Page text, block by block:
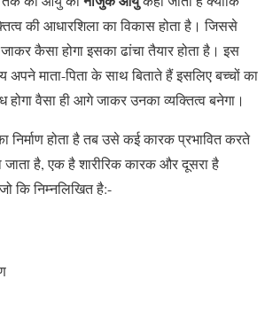
की आधारशिला का विकास होता है। जिससे
कैसा होगा इसका ढांचा तैयार होता है। इस
अपने माता-पिता के साथ बिताते हैं इसलिए बच्चों का
होगा वैसा ही आगे जाकर उनका व्यक्तित्व बनेगा।
निर्माण होता है तब उसे कई कारक प्रभावित करते
जाता है, एक है शारीरिक कारक और दूसरा है
कि निम्नलिखित है:-